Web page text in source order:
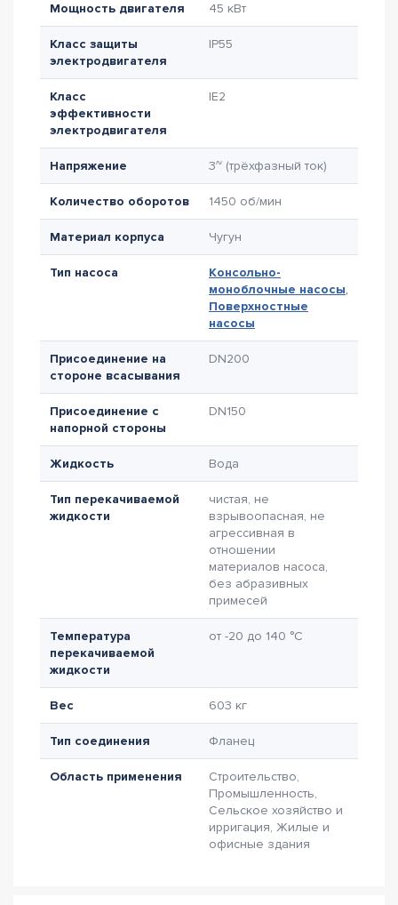
Мощность двигателя 45 кВт
Класс защиты
электродвигателя
IP55
Класс
эффективности
электродвигателя
IE2
Напряжение 3~ (трёхфазный ток)
Количество оборотов 1450 об/мин
Материал корпуса Чугун
Тип насоса
Консольно-
моноблочные насосы,
Поверхностные
насосы
Присоединение на
стороне всасывания
DN200
Присоединение с
напорной стороны
DN150
Жидкость Вода
Тип перекачиваемой
жидкости
чистая, не
взрывоопасная, не
агрессивная в
отношении
материалов насоса,
без абразивных
примесей
Температура
перекачиваемой
жидкости
от -20 до 140 °C
Вес 603 кг
Тип соединения Фланец
Область применения
Строительство,
Промышленность,
Сельское хозяйство и
ирригация, Жилые и
офисные здания